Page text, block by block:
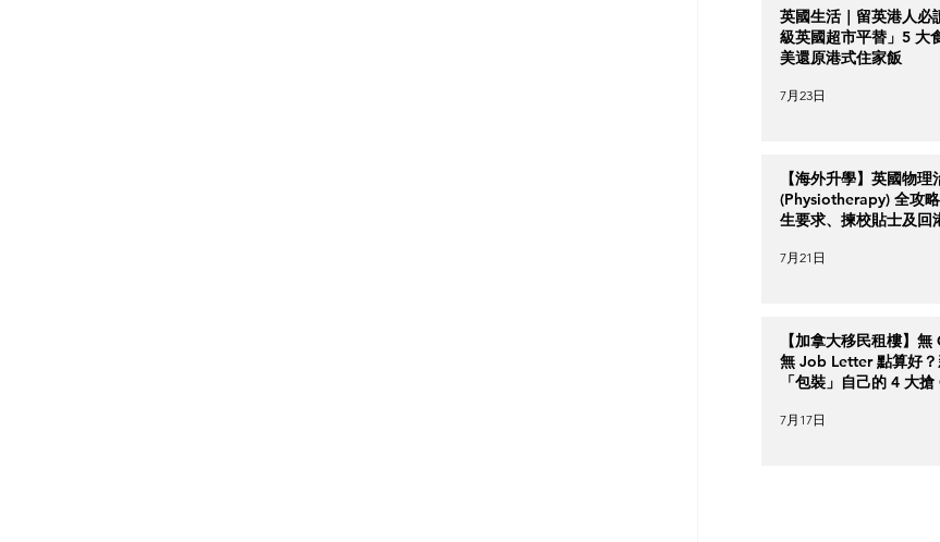
英國生活｜留英港人必
級英國超市平替」5 大
美還原港式住家飯
7月23日
【海外升學】英國物理
(Physiotherapy) 全攻
生要求、揀校貼士及回
7月21日
【加拿大移民租樓】
無 Job Letter 點算好
「包裝」自己的 4 大
7月17日